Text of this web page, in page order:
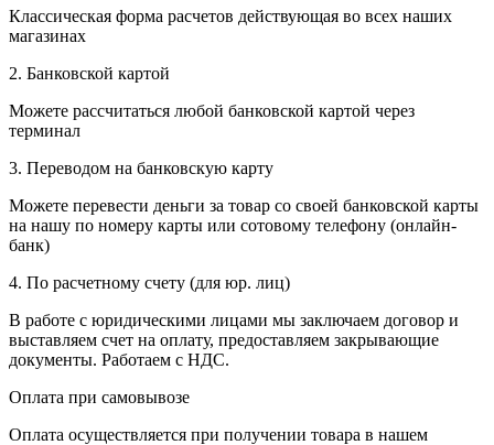
Классическая форма расчетов действующая во всех наших
магазинах
2. Банковской картой
Можете рассчитаться любой банковской картой через
терминал
3. Переводом на банковскую карту
Можете перевести деньги за товар со своей банковской карты
на нашу по номеру карты или сотовому телефону (онлайн-
банк)
4. По расчетному счету (для юр. лиц)
В работе с юридическими лицами мы заключаем договор и
выставляем счет на оплату, предоставляем закрывающие
документы. Работаем с НДС.
Оплата при самовывозе
Оплата осуществляется при получении товара в нашем